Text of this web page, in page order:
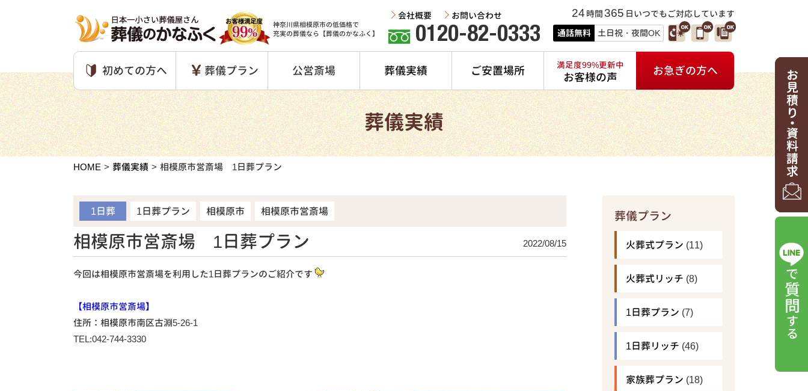
神奈川県相模原市の低価格で
充実の葬儀なら【葬儀のかなふく】
0120-82-0333
24 時間365 日いつでもご対応しています
通話無料 土日祝・夜間OK
会社概要 お問い合わせ
初めての方へ 葬儀プラン 公営斎場 葬儀実績 ご安置場所 満足度99%更新中
お客様の声 お急ぎの方へ
葬儀実績
HOME 葬儀実績 相模原市営斎場 1日葬プラン
1日葬 1日葬プラン 相模原市 相模原市営斎場
2022/08/15
相模原市営斎場 1日葬プラン
今回は相模原市営斎場を利用した1日葬プランのご紹介です
【相模原市営斎場】
住所：相模原市南区古淵5-26-1
TEL:042-744-3330
葬儀プラン
火葬式プラン (11)
火葬式リッチ (8)
1日葬プラン (7)
1日葬リッチ (46)
家族葬プラン (18)